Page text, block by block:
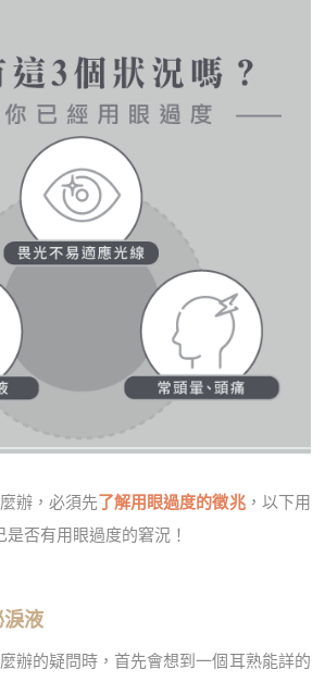
辦，必須先 了解用眼過度的徵兆，以下用
否有用眼過度的窘況！
淚液
辦的疑問時，首先會想到一個耳熟能詳的